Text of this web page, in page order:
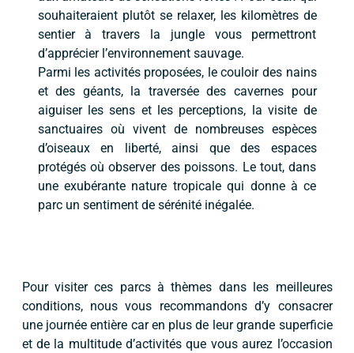
souhaiteraient plutôt se relaxer, les kilomètres de
sentier à travers la jungle vous permettront
d’apprécier l’environnement sauvage.
Parmi les activités proposées, le couloir des nains
et des géants, la traversée des cavernes pour
aiguiser les sens et les perceptions, la visite de
sanctuaires où vivent de nombreuses espèces
d’oiseaux en liberté, ainsi que des espaces
protégés où observer des poissons. Le tout, dans
une exubérante nature tropicale qui donne à ce
parc un sentiment de sérénité inégalée.
Pour visiter ces parcs à thèmes dans les meilleures
conditions, nous vous recommandons d’y consacrer
une journée entière car en plus de leur grande superficie
et de la multitude d’activités que vous aurez l’occasion